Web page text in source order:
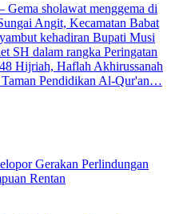
sholawat menggema di
Angit, Kecamatan Babat
kehadiran Bupati Musi
SH dalam rangka Peringatan
Hijriah, Haflah Akhirussanah
Pendidikan Al-Qur'an…